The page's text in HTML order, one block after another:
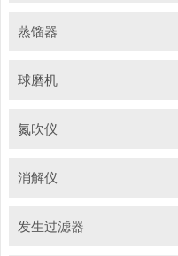
蒸馏器
球磨机
氮吹仪
消解仪
发生过滤器